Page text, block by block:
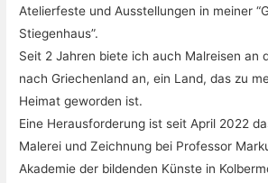
Atelierfeste und Ausstellungen in meiner
Stiegenhaus”.
Seit 2 Jahren biete ich auch Malreisen an
nach Griechenland an, ein Land, das zu
Heimat geworden ist.
Eine Herausforderung ist seit April 2022
Malerei und Zeichnung bei Professor
Akademie der bildenden Künste in